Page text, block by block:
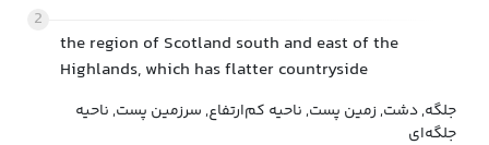
2
the region of Scotland south and east of the
Highlands, which has flatter countryside
جلگه, دشت, زمین پست, ناحیه کم‌ارتفاع, سرزمین پست, ناحیه
جلگه‌ای